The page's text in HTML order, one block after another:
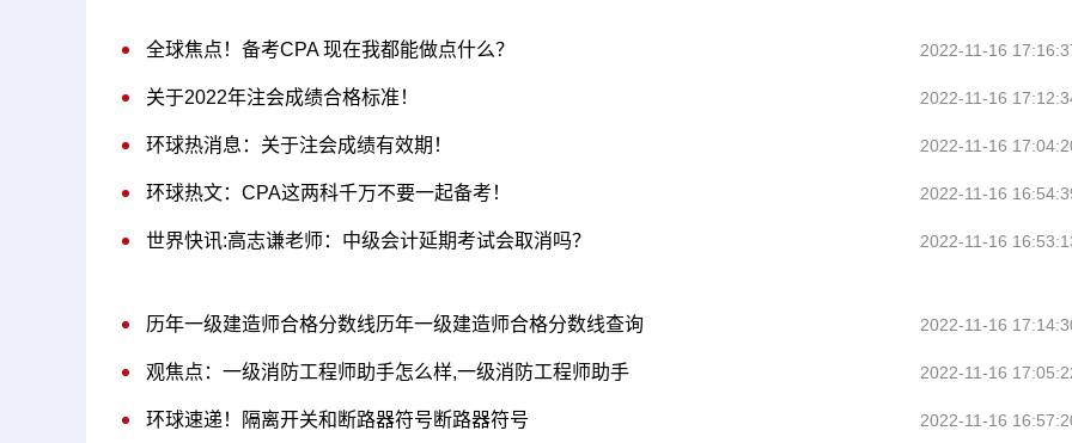
全球焦点！备考CPA 现在我都能做点什么？ 2022-11-16
关于2022年注会成绩合格标准！ 2022-11-16
环球热消息：关于注会成绩有效期！ 2022-11-16
环球热文：CPA这两科千万不要一起备考！ 2022-11-16
世界快讯:高志谦老师：中级会计延期考试会取消吗？ 2022-11-16
历年一级建造师合格分数线历年一级建造师合格分数线查询 2022-11-16
观焦点：一级消防工程师助手怎么样,一级消防工程师助手 2022-11-16
环球速递！隔离开关和断路器符号断路器符号 2022-11-16